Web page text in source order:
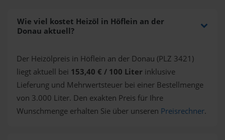
Wie viel kostet Heizöl in Höflein an der
Donau aktuell?
Der Heizölpreis in Höflein an der Donau (PLZ 3421)
liegt aktuell bei 153,40 € / 100 Liter inklusive
Lieferung und Mehrwertsteuer bei einer Bestellmenge
von 3.000 Liter. Den exakten Preis für Ihre
Wunschmenge erhalten Sie über unseren Preisrechner.